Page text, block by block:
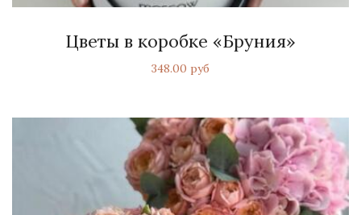
Цветы в коробке «Бруния»
348.00 руб